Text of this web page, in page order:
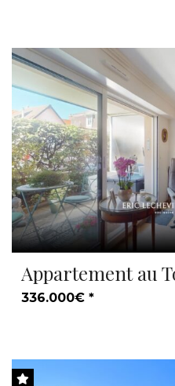
Appartement au
336.000€ *